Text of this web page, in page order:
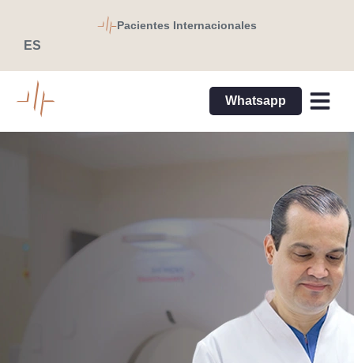
ES
EN
Pacientes Internacionales
Whatsapp